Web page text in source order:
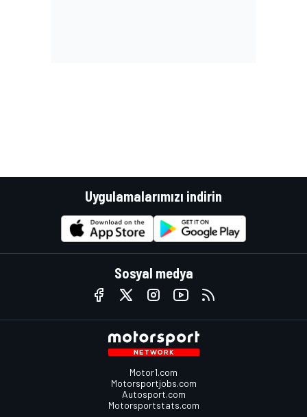
Uygulamalarımızı indirin
Sosyal medya
Motor1.com
Motorsportjobs.com
Autosport.com
Motorsportstats.com